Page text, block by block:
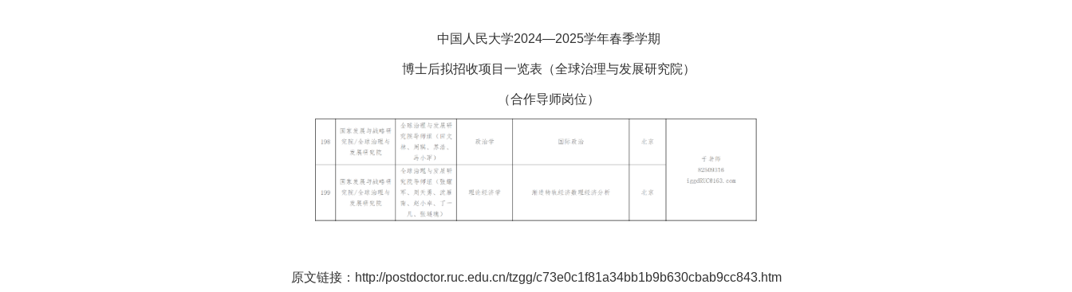
中国人民大学2024—2025学年春季学期
博士后拟招收项目一览表（全球治理与发展研究院）
（合作导师岗位）
原文链接：http://postdoctor.ruc.edu.cn/tzgg/c73e0c1f81a34bb1b9b630cbab9cc843.htm